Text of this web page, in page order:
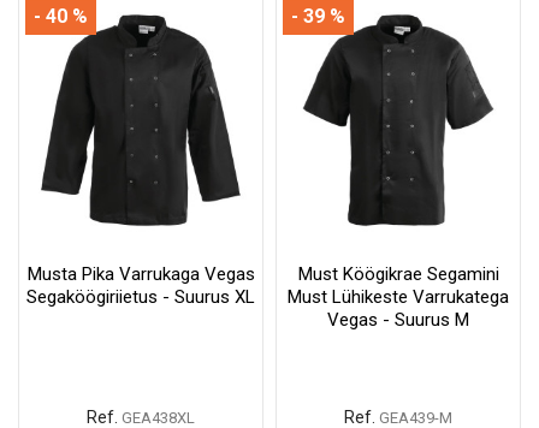
Musta Pika Varrukaga Vegas
Segaköögiriietus - Suurus XL
Ref. GEA438XL
- 40 %
Must Köögikrae Segamini
Must Lühikeste Varrukatega
Vegas - Suurus M
Ref. GEA439-M
- 39 %